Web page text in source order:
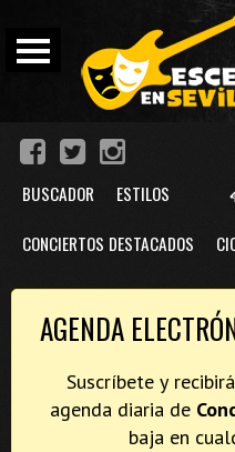
BUSCADOR ESTILOS
CONCIERTOS DESTACADOS
AGENDA
Suscríbete y
agenda diaria de
baja en